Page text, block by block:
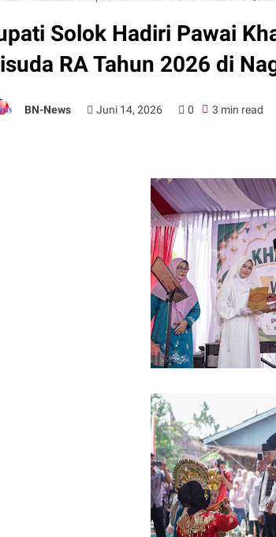
Solok Hadiri Pawai
RA Tahun 2026 di
BN-News Juni 14, 2026 0 3 min read